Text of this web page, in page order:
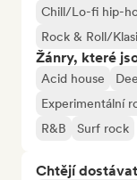
Chill/Lo-fi hip-
Rock & Roll/
Žánry, které
Acid house
Experimentální
R&B
Surf rock
Chtějí